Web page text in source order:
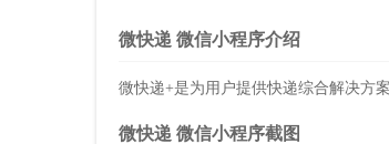
微快递 微信小程序介绍
微快递+是为用户提供快递综合解决方
微快递 微信小程序截图